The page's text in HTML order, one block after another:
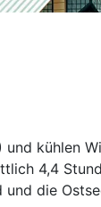
und kühlen
4,4
und die